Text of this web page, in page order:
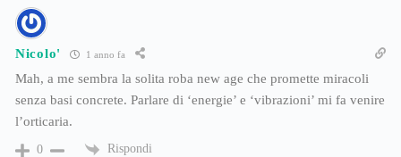
Nicolo' 1 anno fa
Mah, a me sembra la solita roba new age che promette miracoli
senza basi concrete. Parlare di ‘energie’ e ‘vibrazioni’ mi fa venire
l’orticaria.
0 Rispondi